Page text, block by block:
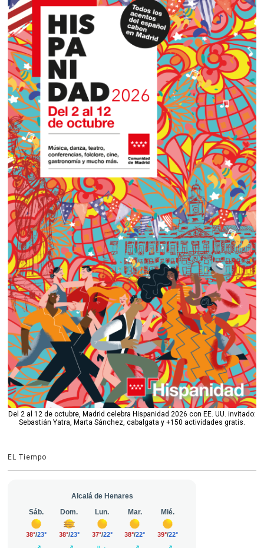
Del 2 al 12 de octubre, Madrid celebra Hispanidad 2026 con EE. UU. invitado:
Sebastián Yatra, Marta Sánchez, cabalgata y +150 actividades gratis.
EL Tiempo